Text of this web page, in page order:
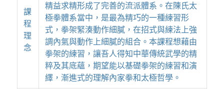
課
程
理
念
精益求精形成了完善的流派體系。在陳氏太
極拳體系當中，是最為精巧的一種練習形
式，拳架緊湊動作細膩，在招式與練法上強
調內氣與動作上細膩的組合。本課程想藉由
拳架的練習，讓吾人得知中華傳統武學的精
粹及其底蘊，期望能以基礎拳架的練習和演
繹，漸進式的理解內家拳和太極哲學。